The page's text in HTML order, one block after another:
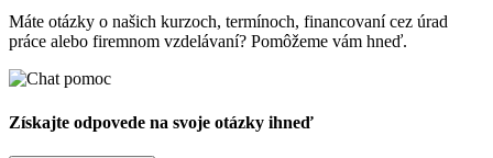
Máte otázky o našich kurzoch, termínoch, financovaní cez úrad
práce alebo firemnom vzdelávaní? Pomôžeme vám hneď.
Získajte odpovede na svoje otázky ihneď